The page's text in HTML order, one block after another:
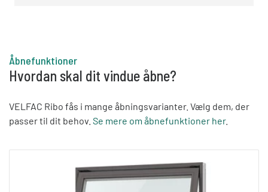
Åbnefunktioner
Hvordan skal dit vindue åbne?
VELFAC Ribo fås i mange åbningsvarianter. Vælg dem, der
passer til dit behov. Se mere om åbnefunktioner her.